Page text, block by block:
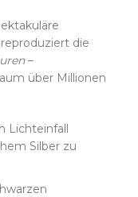
reproduziert die
–
über Millionen
Lichteinfall
Silber zu